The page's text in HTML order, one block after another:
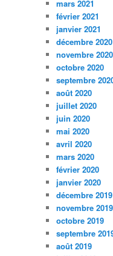
mars 2021
février 2021
janvier 2021
décembre 2020
novembre 2020
octobre 2020
septembre
août 2020
juillet 2020
juin 2020
mai 2020
avril 2020
mars 2020
février 2020
janvier 2020
décembre 2019
novembre 2019
octobre 2019
septembre
août 2019